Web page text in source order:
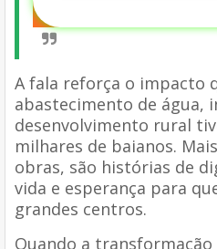
A fala reforça o impacto
abastecimento de água,
desenvolvimento rural
milhares de baianos.
obras, são histórias de
vida e esperança para
grandes centros.
Quando a transformação